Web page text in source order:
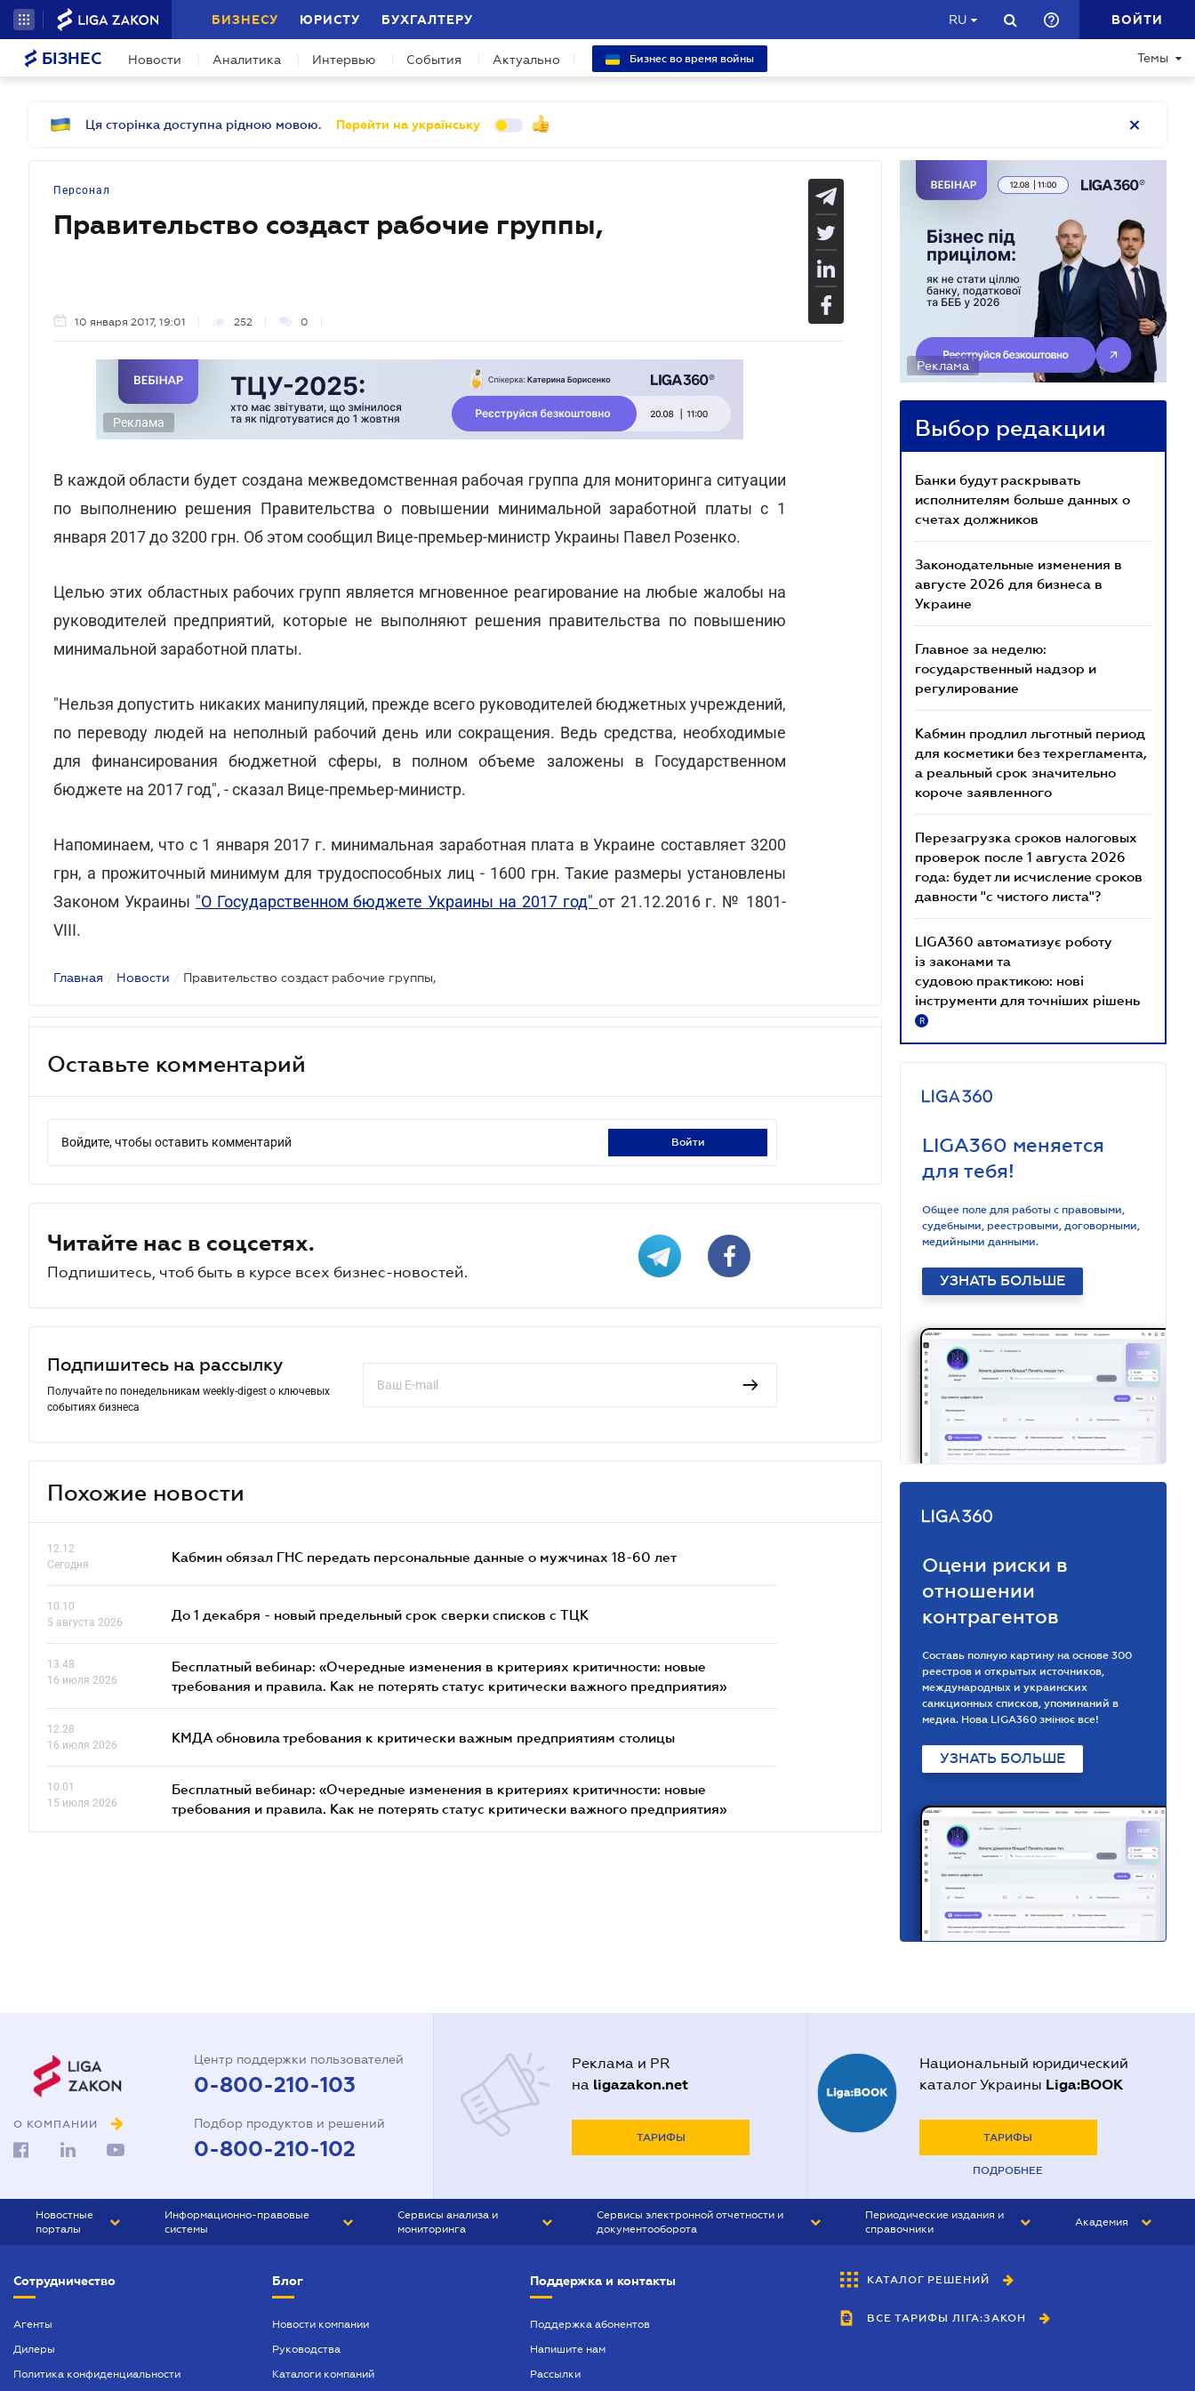
БИЗНЕСУ ЮРИСТУ БУХГАЛТЕРУ RU ВОЙТИ
БІЗНЕС Новости Аналитика Интервью События Актуально Бизнес во время войны Темы
Ця сторінка доступна рідною мовою. Перейти на українську
Персонал
Правительство создаст рабочие группы,
10 января 2017, 19:01 252 0
Реклама
В каждой области будет создана межведомственная рабочая группа для мониторинга ситуации
по выполнению решения Правительства о повышении минимальной заработной платы с 1
января 2017 до 3200 грн. Об этом сообщил Вице-премьер-министр Украины Павел Розенко.
Целью этих областных рабочих групп является мгновенное реагирование на любые жалобы на
руководителей предприятий, которые не выполняют решения правительства по повышению
минимальной заработной платы.
"Нельзя допустить никаких манипуляций, прежде всего руководителей бюджетных учреждений,
по переводу людей на неполный рабочий день или сокращения. Ведь средства, необходимые
для финансирования бюджетной сферы, в полном объеме заложены в Государственном
бюджете на 2017 год", - сказал Вице-премьер-министр.
Напоминаем, что с 1 января 2017 г. минимальная заработная плата в Украине составляет 3200
грн, а прожиточный минимум для трудоспособных лиц - 1600 грн. Такие размеры установлены
Законом Украины "О Государственном бюджете Украины на 2017 год" от 21.12.2016 г. № 1801-
VIII.
Главная / Новости / Правительство создаст рабочие группы,
Оставьте комментарий
Войдите, чтобы оставить комментарий войти
Читайте нас в соцсетях.
Подпишитесь, чтоб быть в курсе всех бизнес-новостей.
Подпишитесь на рассылку
Получайте по понедельникам weekly-digest о ключевых
событиях бизнеса
Похожие новости
12.12
Сегодня
Кабмин обязал ГНС передать персональные данные о мужчинах 18-60 лет
10.10
5 августа 2026
До 1 декабря - новый предельный срок сверки списков c ТЦК
13.48
16 июля 2026
Бесплатный вебинар: «Очередные изменения в критериях критичности: новые
требования и правила. Как не потерять статус критически важного предприятия»
12.28
16 июля 2026
КМДА обновила требования к критически важным предприятиям столицы
10.01
15 июля 2026
Бесплатный вебинар: «Очередные изменения в критериях критичности: новые
требования и правила. Как не потерять статус критически важного предприятия»
Реклама
Выбор редакции
Банки будут раскрывать
исполнителям больше данных о
счетах должников
Законодательные изменения в
августе 2026 для бизнеса в
Украине
Главное за неделю:
государственный надзор и
регулирование
Кабмин продлил льготный период
для косметики без техрегламента,
а реальный срок значительно
короче заявленного
Перезагрузка сроков налоговых
проверок после 1 августа 2026
года: будет ли исчисление сроков
давности "с чистого листа"?
LIGA360 автоматизує роботу
із законами та
судовою практикою: нові
інструменти для точніших рішень
R
LIGA360 меняется
для тебя!
Общее поле для работы с правовыми,
судебными, реестровыми, договорными,
медийными данными.
УЗНАТЬ БОЛЬШЕ
Оцени риски в
отношении
контрагентов
Составь полную картину на основе 300
реестров и открытых источников,
международных и украинских
санкционных списков, упоминаний в
медиа. Нова LIGA360 змінює все!
УЗНАТЬ БОЛЬШЕ
О КОМПАНИИ
Центр поддержки пользователей
0-800-210-103
Подбор продуктов и решений
0-800-210-102
Реклама и PR
на ligazakon.net
ТАРИФЫ
Национальный юридический
каталог Украины Liga:BOOK
ТАРИФЫ
ПОДРОБНЕЕ
Новостные
порталы
БИЗНЕС
Информационно-правовые
системы
БУХГАЛТЕР ПРОФ
ЮРИСТ ПРОФ
Сервисы анализа и
мониторинга
Сервисы электронной отчетности и
документооборота
Периодические издания и
справочники
БУХГАЛТЕР&ЗАКОН
ВЕСТНИК МСФО
Академия
Сотрудничество
Агенты
Дилеры
Политика конфиденциальности
Блог
Новости компании
Руководства
Каталоги компаний
Поддержка и контакты
Поддержка абонентов
Напишите нам
Рассылки
КАТАЛОГ РЕШЕНИЙ
ВСЕ ТАРИФЫ ЛІГА:ЗАКОН